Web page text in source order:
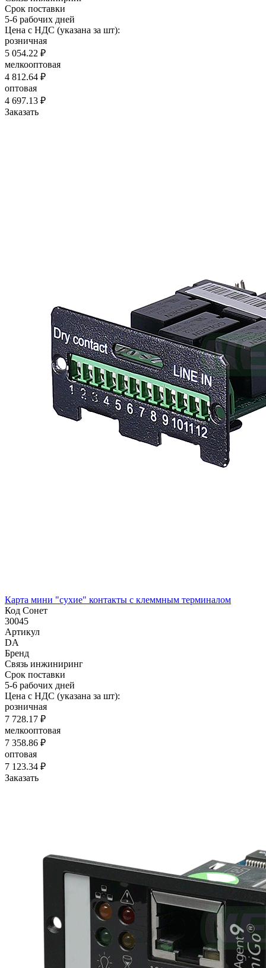
Срок поставки
5-6 рабочих дней
Цена с НДС (указана за шт):
розничная
5 054.22 ₽
мелкооптовая
4 812.64 ₽
оптовая
4 697.13 ₽
Заказать
Карта мини "сухие" контакты с клеммным терминалом
Код Сонет
30045
Артикул
DA
Бренд
Связь инжиниринг
Срок поставки
5-6 рабочих дней
Цена с НДС (указана за шт):
розничная
7 728.17 ₽
мелкооптовая
7 358.86 ₽
оптовая
7 123.34 ₽
Заказать